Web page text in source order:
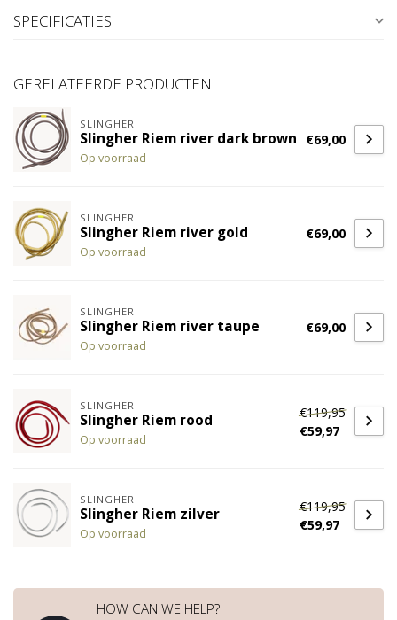
SPECIFICATIES
GERELATEERDE PRODUCTEN
SLINGHER
Slingher Riem river dark brown
Op voorraad
€69,00
SLINGHER
Slingher Riem river gold
Op voorraad
€69,00
SLINGHER
Slingher Riem river taupe
Op voorraad
€69,00
SLINGHER
Slingher Riem rood
Op voorraad
€119,95
€59,97
SLINGHER
Slingher Riem zilver
Op voorraad
€119,95
€59,97
HOW CAN WE HELP?